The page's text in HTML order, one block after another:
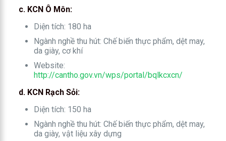
c. KCN Ô Môn:
Diện tích: 180 ha
Ngành nghề thu hút: Chế biến thực phẩm, dệt may,
da giày, cơ khí
Website:
http://cantho.gov.vn/wps/portal/bqlkcxcn/
d. KCN Rạch Sỏi:
Diện tích: 150 ha
Ngành nghề thu hút: Chế biến thực phẩm, dệt may,
da giày, vật liệu xây dựng